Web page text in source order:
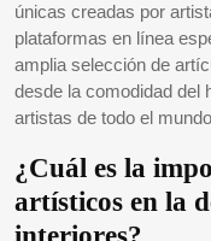
únicas creadas por
plataformas en línea
amplia selección de
desde la comodidad del
artistas de todo el
¿Cuál es la
artísticos en la